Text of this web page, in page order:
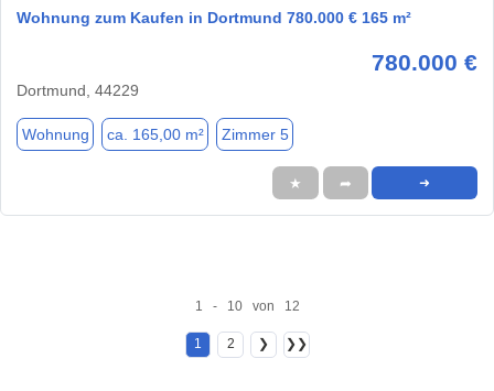
Wohnung zum Kaufen in Dortmund 780.000 € 165 m²
780.000 €
Dortmund, 44229
Wohnung ca. 165,00 m² Zimmer 5
★ ➦ ➜
1 - 10 von 12
1 2 ❯ ❯❯